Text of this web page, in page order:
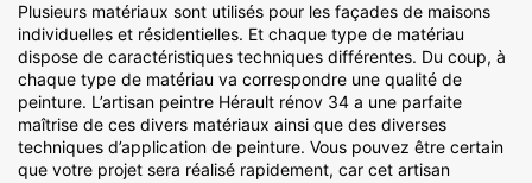
Plusieurs matériaux sont utilisés pour les façades de maisons
individuelles et résidentielles. Et chaque type de matériau
dispose de caractéristiques techniques différentes. Du coup, à
chaque type de matériau va correspondre une qualité de
peinture. L’artisan peintre Hérault rénov 34 a une parfaite
maîtrise de ces divers matériaux ainsi que des diverses
techniques d’application de peinture. Vous pouvez être certain
que votre projet sera réalisé rapidement, car cet artisan